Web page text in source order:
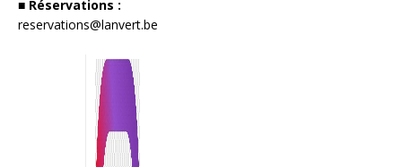
■ Réservations :
reservations@lanvert.be